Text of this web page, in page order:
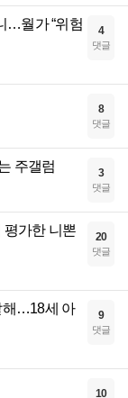
…월가 “위험
4
댓글
8
댓글
주갤럼 3
댓글
평가한 니뽄
20
댓글
해…18세 아
9
댓글
10